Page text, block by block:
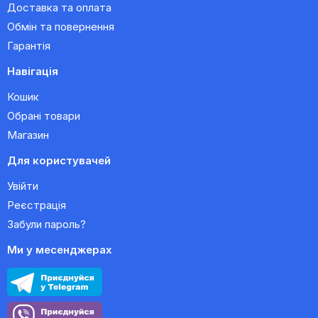
Доставка та оплата
Обмін та повернення
Гарантія
Навігація
Кошик
Обрані товари
Магазин
Для користувачей
Увійти
Реєстрація
Забули пароль?
Ми у месенджерах